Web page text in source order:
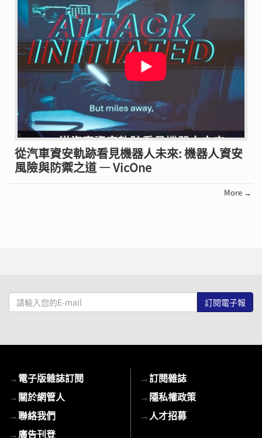
從汽車資安軌跡看見機器人未來: 機器人資安
風險與防禦之道 — VicOne
More →
請
輸
mail
→電子版雜誌訂閱
→關於網管人
→聯絡我們
→廣告刊登
→訂閱雜誌
→隱私權政策
→人才招募